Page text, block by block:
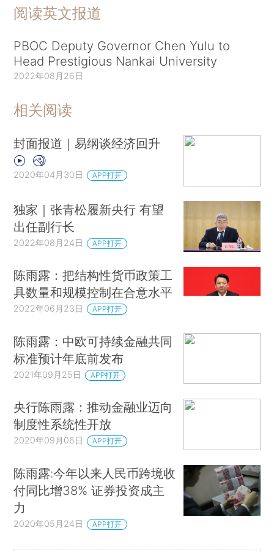
阅读英文报道
PBOC Deputy Governor Chen Yulu to
Head Prestigious Nankai University
2022年08月26日
相关阅读
封面报道｜易纲谈经济回升
2020年04月30日 APP打开
独家｜张青松履新央行 有望
出任副行长
2022年08月24日 APP打开
陈雨露：把结构性货币政策工
具数量和规模控制在合意水平
2022年06月23日 APP打开
陈雨露：中欧可持续金融共同
标准预计年底前发布
2021年09月25日 APP打开
央行陈雨露：推动金融业迈向
制度性系统性开放
2020年09月06日 APP打开
陈雨露:今年以来人民币跨境收
付同比增38% 证券投资成主
力
2020年05月24日 APP打开